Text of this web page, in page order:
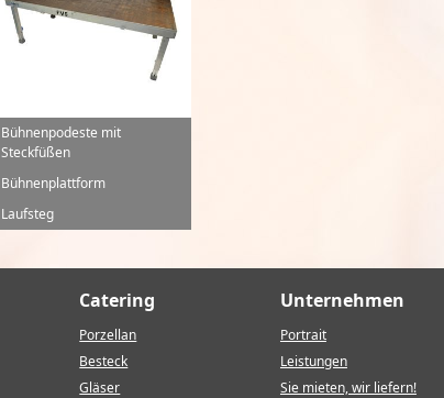
Bühnenpodeste mit
Steckfüßen
Bühnenplattform
Laufsteg
Catering
Porzellan
Besteck
Gläser
Unternehmen
Portrait
Leistungen
Sie mieten, wir liefern!